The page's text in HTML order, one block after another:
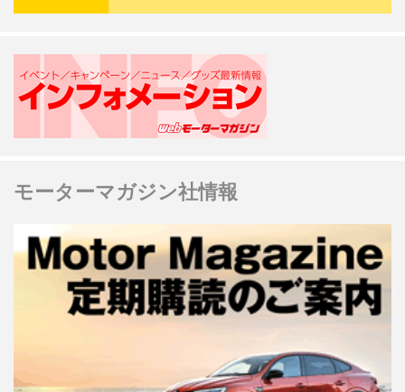
モーターマガジン社情報